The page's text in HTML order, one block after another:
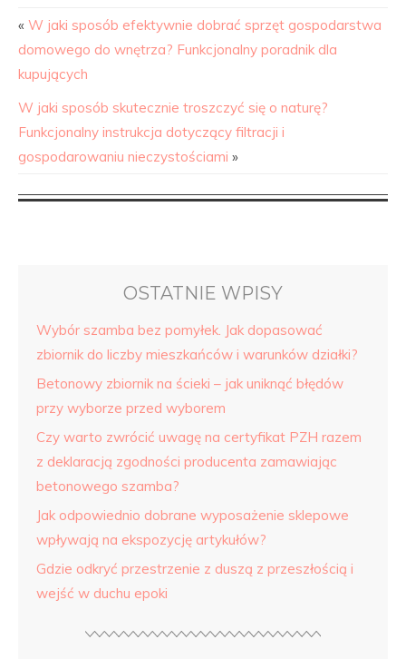
« W jaki sposób efektywnie dobrać sprzęt gospodarstwa
domowego do wnętrza? Funkcjonalny poradnik dla
kupujących
W jaki sposób skutecznie troszczyć się o naturę?
Funkcjonalny instrukcja dotyczący filtracji i
gospodarowaniu nieczystościami »
OSTATNIE WPISY
Wybór szamba bez pomyłek. Jak dopasować
zbiornik do liczby mieszkańców i warunków działki?
Betonowy zbiornik na ścieki – jak uniknąć błędów
przy wyborze przed wyborem
Czy warto zwrócić uwagę na certyfikat PZH razem
z deklaracją zgodności producenta zamawiając
betonowego szamba?
Jak odpowiednio dobrane wyposażenie sklepowe
wpływają na ekspozycję artykułów?
Gdzie odkryć przestrzenie z duszą z przeszłością i
wejść w duchu epoki